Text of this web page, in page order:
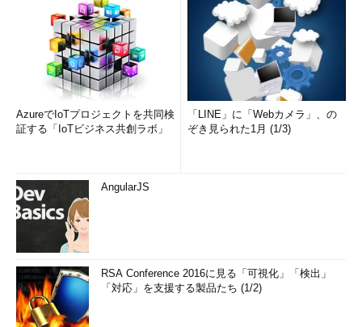
AzureでIoTプロジェクトを共同検
証する「IoTビジネス共創ラボ」
「LINE」に「Webカメラ」、の
ぞき見られた1月 (1/3)
AngularJS
RSA Conference 2016に見る「可視化」「検出」
「対応」を支援する製品たち (1/2)